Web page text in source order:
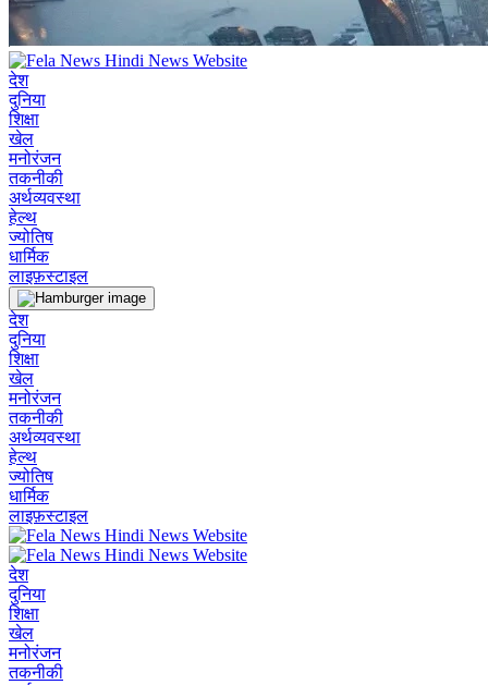
देश
दुनिया
शिक्षा
खेल
मनोरंजन
तकनीकी
अर्थव्यवस्था
हेल्थ
ज्योतिष
धार्मिक
लाइफ़स्टाइल
देश
दुनिया
शिक्षा
खेल
मनोरंजन
तकनीकी
अर्थव्यवस्था
हेल्थ
ज्योतिष
धार्मिक
लाइफ़स्टाइल
देश
दुनिया
शिक्षा
खेल
मनोरंजन
तकनीकी